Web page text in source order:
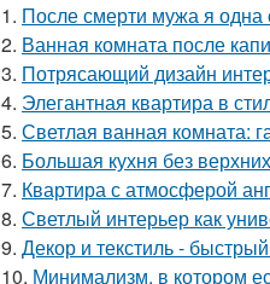
1. После смерти мужа я одна
2. Ванная комната после
3. Потрясающий дизайн
4. Элегантная квартира в
5. Светлая ванная комната:
6. Большая кухня без
7. Квартира с атмосферой
8. Светлый интерьер как
9. Декор и текстиль -
10. Минимализм, в котором